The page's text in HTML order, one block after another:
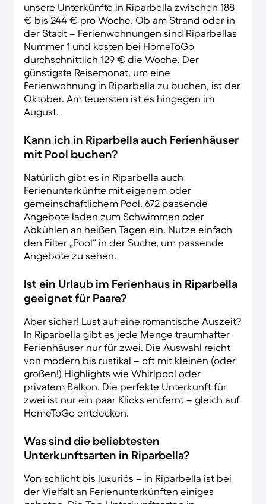
unsere Unterkünfte in Riparbella zwischen 188
€ bis 244 € pro Woche. Ob am Strand oder in
der Stadt – Ferienwohnungen sind Riparbellas
Nummer 1 und kosten bei HomeToGo
durchschnittlich 129 € die Woche. Der
günstigste Reisemonat, um eine
Ferienwohnung in Riparbella zu buchen, ist der
Oktober. Am teuersten ist es hingegen im
August.
Kann ich in Riparbella auch Ferienhäuser
mit Pool buchen?
Natürlich gibt es in Riparbella auch
Ferienunterkünfte mit eigenem oder
gemeinschaftlichem Pool. 672 passende
Angebote laden zum Schwimmen oder
Abkühlen an heißen Tagen ein. Nutze einfach
den Filter „Pool“ in der Suche, um passende
Angebote zu sehen.
Ist ein Urlaub im Ferienhaus in Riparbella
geeignet für Paare?
Aber sicher! Lust auf eine romantische Auszeit?
In Riparbella gibt es jede Menge traumhafter
Ferienhäuser nur für zwei. Die Auswahl reicht
von modern bis rustikal – oft mit kleinen (oder
großen!) Highlights wie Whirlpool oder
privatem Balkon. Die perfekte Unterkunft für
zwei ist nur ein paar Klicks entfernt – gleich auf
HomeToGo entdecken.
Was sind die beliebtesten
Unterkunftsarten in Riparbella?
Von schlicht bis luxuriös – in Riparbella ist bei
der Vielfalt an Ferienunterkünften einiges